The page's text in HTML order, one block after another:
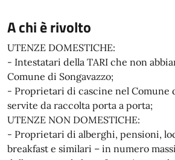
A chi è rivolto
UTENZE DOMESTICHE:
- Intestatari della TARI che non
Comune di Songavazzo;
- Proprietari di cascine nel Comune
servite da raccolta porta a porta;
UTENZE NON DOMESTICHE:
- Proprietari di alberghi, pensioni,
breakfast e similari – in numero